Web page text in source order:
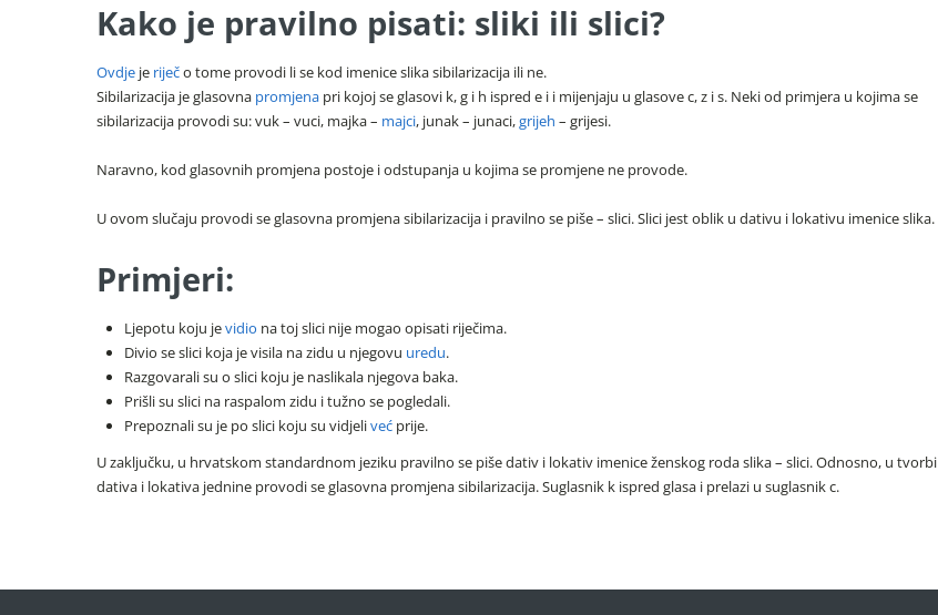
Kako je pravilno pisati: sliki ili slici?
Ovdje je riječo tome provodi li se kod imenice slika sibilarizacija ili ne.
Sibilarizacija je glasovna promjena pri kojoj se glasovi k, g i h ispred e i i mijenjaju u glasove c, z i s. Neki od primjera u kojima se
sibilarizacija provodi su: vuk – vuci, majka – majci, junak – junaci,grijeh – grijesi.
Naravno, kod glasovnih promjena postoje i odstupanja u kojima se promjene ne provode.
U ovom slučaju provodi se glasovna promjena sibilarizacija i pravilno se piše – slici. Slici jest oblik u dativu i lokativu imenice slika.
Primjeri:
Ljepotu koju jevidio na toj slici nije mogao opisati riječima.
Divio se slici koja je visila na zidu u njegovu uredu.
Razgovarali su o slici koju je naslikala njegova baka.
Prišli su slici na raspalom zidu i tužno se pogledali.
Prepoznali su je po slici koju su vidjeliveć prije.
U zaključku, u hrvatskom standardnom jeziku pravilno se piše dativ i lokativ imenice ženskog roda slika – slici. Odnosno, u tvorbi
dativa i lokativa jednine provodi se glasovna promjena sibilarizacija. Suglasnik k ispred glasa i prelazi u suglasnik c.